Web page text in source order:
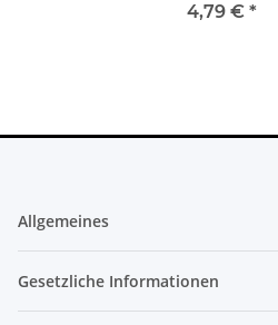
4,79 € *
Allgemeines
Gesetzliche Informationen